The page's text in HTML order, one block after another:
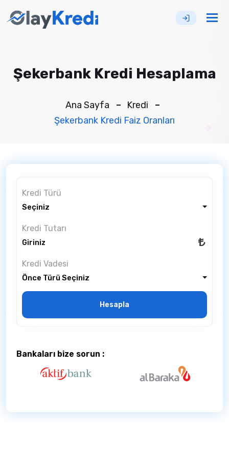
Şekerbank Kredi Hesaplama
Ana Sayfa
Kredi
Şekerbank Kredi Faiz Oranları
Kredi Türü
Seçiniz
Kredi Tutarı
Kredi Vadesi
Önce Türü Seçiniz
Hesapla
Bankaları bize sorun :